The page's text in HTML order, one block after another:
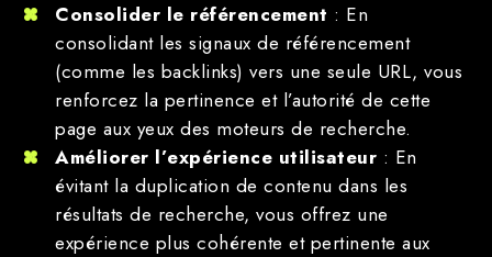
Consolider le référencement : En
consolidant les signaux de référencement
(comme les backlinks) vers une seule URL, vous
renforcez la pertinence et l’autorité de cette
page aux yeux des moteurs de recherche.
Améliorer l’expérience utilisateur : En
évitant la duplication de contenu dans les
résultats de recherche, vous offrez une
expérience plus cohérente et pertinente aux